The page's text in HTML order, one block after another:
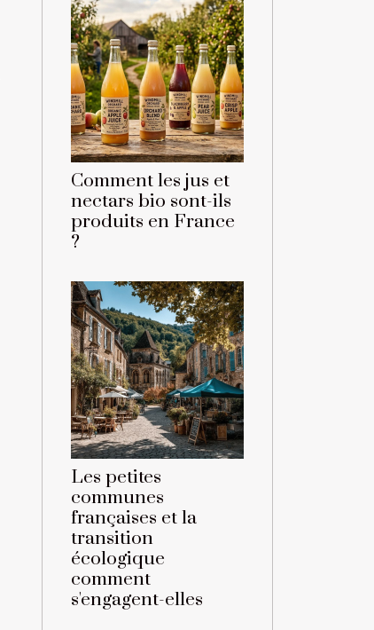
Comment les jus et
nectars bio sont-ils
produits en France
?
Les petites
communes
françaises et la
transition
écologique
comment
s'engagent-elles